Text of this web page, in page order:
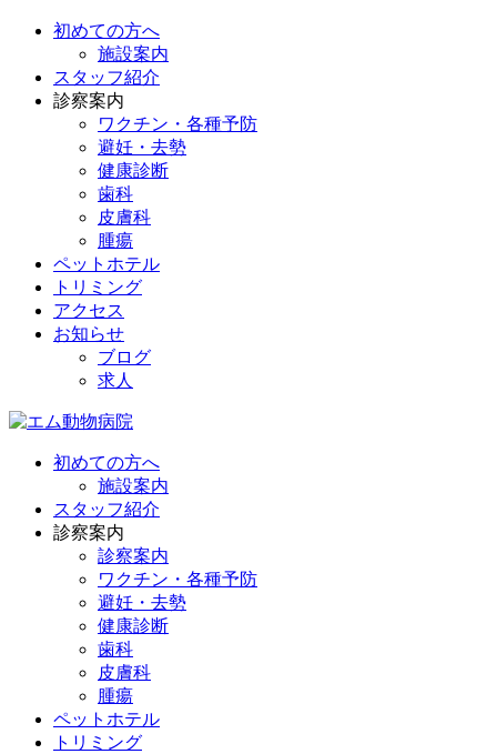
初めての方へ
施設案内
スタッフ紹介
診察案内
ワクチン・各種予防
避妊・去勢
健康診断
歯科
皮膚科
腫瘍
ペットホテル
トリミング
アクセス
お知らせ
ブログ
求人
初めての方へ
施設案内
スタッフ紹介
診察案内
診察案内
ワクチン・各種予防
避妊・去勢
健康診断
歯科
皮膚科
腫瘍
ペットホテル
トリミング